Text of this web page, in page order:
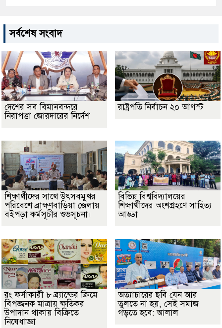
সর্বশেষ সংবাদ
দেশের সব বিমানবন্দরে
নিরাপত্তা জোরদারের নির্দেশ
রাষ্ট্রপতি নির্বাচন ২০ আগস্ট
শিক্ষার্থীদের সাথে উৎসবমুখর
পরিবেশে ব্রাক্ষণবাড়িয়া জেলায়
বইপড়া কর্মসূচীর শুভসূচনা।
বিভিন্ন বিশ্ববিদ্যালয়ের
শিক্ষার্থীদের অংশগ্রহণে সাহিত্য
আড্ডা
রং ফর্সাকারী ৮ ব্র্যান্ডের ক্রিমে
বিপজ্জনক মাত্রায় ক্ষতিকর
উপাদান থাকায় বিক্রিতে
নিষেধাজ্ঞা
অত্যাচারের ছবি যেন আর
তুলতে না হয়, সেই সমাজ
গড়তে হবে: আলাল